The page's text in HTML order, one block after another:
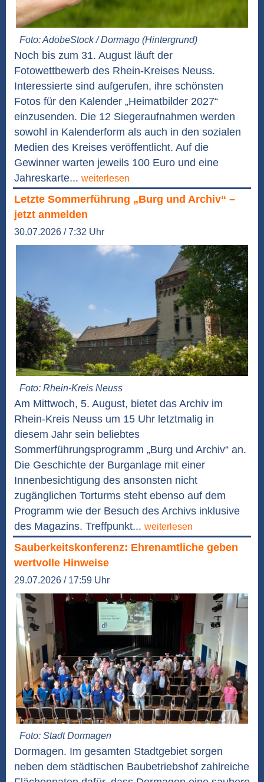
Foto: AdobeStock / Dormago (Hintergrund)
Noch bis zum 31. August läuft der
Fotowettbewerb des Rhein-Kreises Neuss.
Interessierte sind aufgerufen, ihre schönsten
Fotos für den Kalender „Heimatbilder 2027“
einzusenden. Die 12 Siegeraufnahmen werden
sowohl in Kalenderform als auch in den sozialen
Medien des Kreises veröffentlicht. Auf die
Gewinner warten jeweils 100 Euro und eine
Jahreskarte... weiterlesen
Letzte Sommerführung „Burg und Archiv“ –
jetzt anmelden
30.07.2026 / 7:32 Uhr
Foto: Rhein-Kreis Neuss
Am Mittwoch, 5. August, bietet das Archiv im
Rhein-Kreis Neuss um 15 Uhr letztmalig in
diesem Jahr sein beliebtes
Sommerführungsprogramm „Burg und Archiv“ an.
Die Geschichte der Burganlage mit einer
Innenbesichtigung des ansonsten nicht
zugänglichen Torturms steht ebenso auf dem
Programm wie der Besuch des Archivs inklusive
des Magazins. Treffpunkt... weiterlesen
Sauberkeitskonferenz: Ehrenamtliche geben
wertvolle Hinweise
29.07.2026 / 17:59 Uhr
Foto: Stadt Dormagen
Dormagen. Im gesamten Stadtgebiet sorgen
neben dem städtischen Baubetriebshof zahlreiche